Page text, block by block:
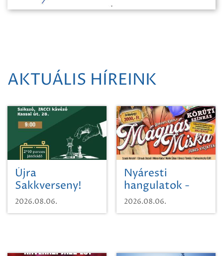
AKTUÁLIS HÍREINK
Újra
Sakkverseny!
2026.08.06.
Nyáresti
hangulatok -
Mágnás Miska
2026.08.06.